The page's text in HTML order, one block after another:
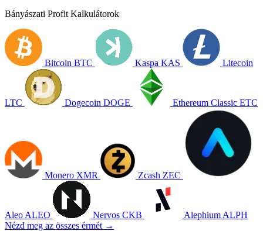
Bányászati Profit Kalkulátorok
Bitcoin BTC Kaspa KAS Litecoin
LTC Dogecoin DOGE Ethereum Classic ETC
Monero XMR Zcash ZEC
Aleo ALEO Nervos CKB Alephium ALPH
Nézd meg az összes érmét →